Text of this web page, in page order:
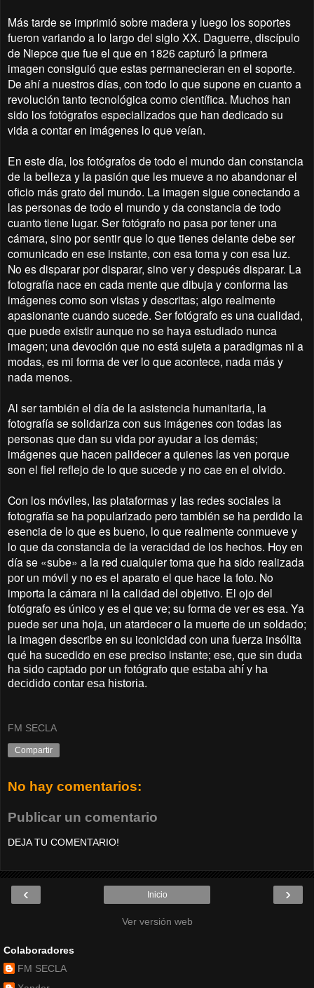
Más tarde se imprimió sobre madera y luego los soportes
fueron variando a lo largo del siglo XX. Daguerre, discípulo
de Niepce que fue el que en 1826 capturó la primera
imagen consiguió que estas permanecieran en el soporte.
De ahí a nuestros días, con todo lo que supone en cuanto a
revolución tanto tecnológica como científica. Muchos han
sido los fotógrafos especializados que han dedicado su
vida a contar en imágenes lo que veían.
En este día, los fotógrafos de todo el mundo dan constancia
de la belleza y la pasión que les mueve a no abandonar el
oficio más grato del mundo. La imagen sigue conectando a
las personas de todo el mundo y da constancia de todo
cuanto tiene lugar. Ser fotógrafo no pasa por tener una
cámara, sino por sentir que lo que tienes delante debe ser
comunicado en ese instante, con esa toma y con esa luz.
No es disparar por disparar, sino ver y después disparar. La
fotografía nace en cada mente que dibuja y conforma las
imágenes como son vistas y descritas; algo realmente
apasionante cuando sucede. Ser fotógrafo es una cualidad,
que puede existir aunque no se haya estudiado nunca
imagen; una devoción que no está sujeta a paradigmas ni a
modas, es mi forma de ver lo que acontece, nada más y
nada menos.
Al ser también el día de la asistencia humanitaria, la
fotografía se solidariza con sus imágenes con todas las
personas que dan su vida por ayudar a los demás;
imágenes que hacen palidecer a quienes las ven porque
son el fiel reflejo de lo que sucede y no cae en el olvido.
Con los móviles, las plataformas y las redes sociales la
fotografía se ha popularizado pero también se ha perdido la
esencia de lo que es bueno, lo que realmente conmueve y
lo que da constancia de la veracidad de los hechos. Hoy en
día se «sube» a la red cualquier toma que ha sido realizada
por un móvil y no es el aparato el que hace la foto. No
importa la cámara ni la calidad del objetivo. El ojo del
fotógrafo es único y es el que ve; su forma de ver es esa. Ya
puede ser una hoja, un atardecer o la muerte de un soldado;
la imagen describe en su iconicidad con una fuerza insólita
qué ha sucedido en ese preciso instante; ese, que sin duda
ha sido captado por un fotógrafo que estaba ahí y ha
decidido contar esa historia.
FM SECLA
Compartir
No hay comentarios:
Publicar un comentario
DEJA TU COMENTARIO!
‹ ›
Inicio
Ver versión web
Colaboradores
FM SECLA